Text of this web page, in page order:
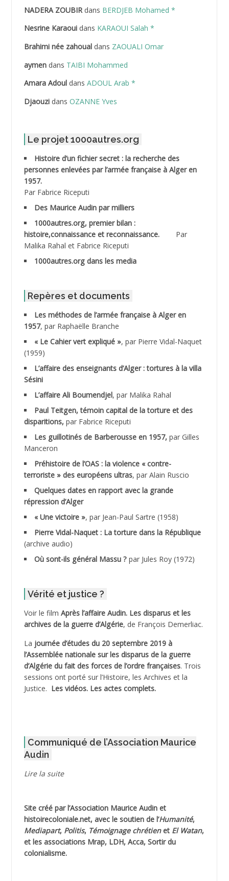
ABDELHAFID Lakhdar
ABDELLI Mohamed
ABDELLI Mohamed *
ABDELMOUMENE Ahmed
ABDESMED Mohamed ben Kaddour
ABDESSELAMI Kouider
ABDESSLEM Ahmed dit le Coiffeur
ABDOUDOU
ABID Mohamed
ABNOUN Salah
ACHACHE M.*
ACHLAF Ali
ADALMI
ADANE Ramdane *
ADDAD
ADDALA Boualem*
ADDANE
ADDECHE Rachid
ADELIOUAT Vve AIT SAADA
ADJANI Khaled
ADJAOUT
ADNI Mohamed Akli
ADOUL Arab *
AGOULMINE
AHLOUCHE Mabrouk *
AIBLIED Ahmed
NADERA ZOUBIRdans BERDJEB Mohamed *
Nesrine Karaouidans KARAOUI Salah *
Brahimi née zahoualdans ZAOUALI Omar
aymendans TAIBI Mohammed
Amara Adouldans ADOUL Arab *
Djaouzidans OZANNE Yves
Le projet 1000autres.org
Histoire d’un fichier secret : la recherche des
personnes enlevées par l’armée française à Alger en
1957.
Par Fabrice Riceputi
Des Maurice Audin par milliers
1000autres.org, premier bilan :
histoire,connaissance et reconnaissance.
Par
Malika Rahal et Fabrice Riceputi
1000autres.org dans les media
Repères et documents
Les méthodes de l’armée française à Alger en
1957, par Raphaëlle Branche
« Le Cahier vert expliqué », par Pierre Vidal-Naquet
(1959)
L’affaire des enseignants d’Alger : tortures à la villa
Sésini
L’affaire Ali Boumendjel, par Malika Rahal
Paul Teitgen, témoin capital de la torture et des
disparitions, par Fabrice Riceputi
Les guillotinés de Barberousse en 1957, par Gilles
Manceron
Préhistoire de l’OAS : la violence « contre-
terroriste » des européens ultras, par Alain Ruscio
Quelques dates en rapport avec la grande
répression d’Alger
« Une victoire », par Jean-Paul Sartre (1958)
Pierre Vidal-Naquet : La torture dans la République
(archive audio)
Où sont-ils général Massu ? par Jules Roy (1972)
Vérité et justice ?
Voir le film Après l’affaire Audin. Les disparus et les
archives de la guerre d’Algérie, de François Demerliac.
La journée d’études du 20 septembre 2019 à
l’Assemblée nationale sur les disparus de la guerre
d’Algérie du fait des forces de l’ordre françaises. Trois
sessions ont porté sur l’Histoire, les Archives et la
Justice. Les vidéos. Les actes complets.
Communiqué de l’Association Maurice
Audin
Lire la suite
Site créé par l’Association Maurice Audinet
histoirecoloniale.net, avec le soutien de l’Humanité,
Mediapart, Politis, Témoignage chrétienet El Watan,
et les associations Mrap, LDH, Acca, Sortir du
colonialisme.